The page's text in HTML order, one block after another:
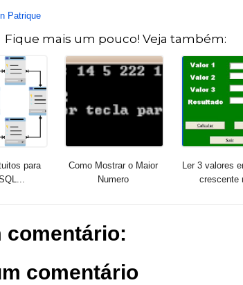
Patrique
Fique mais um pouco! Veja também:
para
Como Mostrar o Maior
Numero
Ler 3 valores
crescente
comentário:
comentário